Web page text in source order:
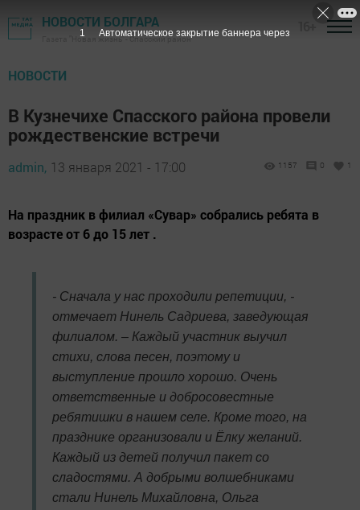
НОВОСТИ БОЛГАРА
Газета "Новая жизнь" - Спасский район
НОВОСТИ
В Кузнечихе Спасского района провели
рождественские встречи
admin, 13 января 2021 - 17:00 1157 0 1
На праздник в филиал «Сувар» собрались ребята в
возрасте от 6 до 15 лет .
- Сначала у нас проходили репетиции, -
отмечает Нинель Садриева, заведующая
филиалом. – Каждый участник выучил
стихи, слова песен, поэтому и
выступление прошло хорошо. Очень
ответственные и добросовестные
ребятишки в нашем селе. Кроме того, на
празднике организовали и Ёлку желаний.
Каждый из детей получил пакет со
сладостями. А добрыми волшебниками
стали Нинель Михайловна, Ольга